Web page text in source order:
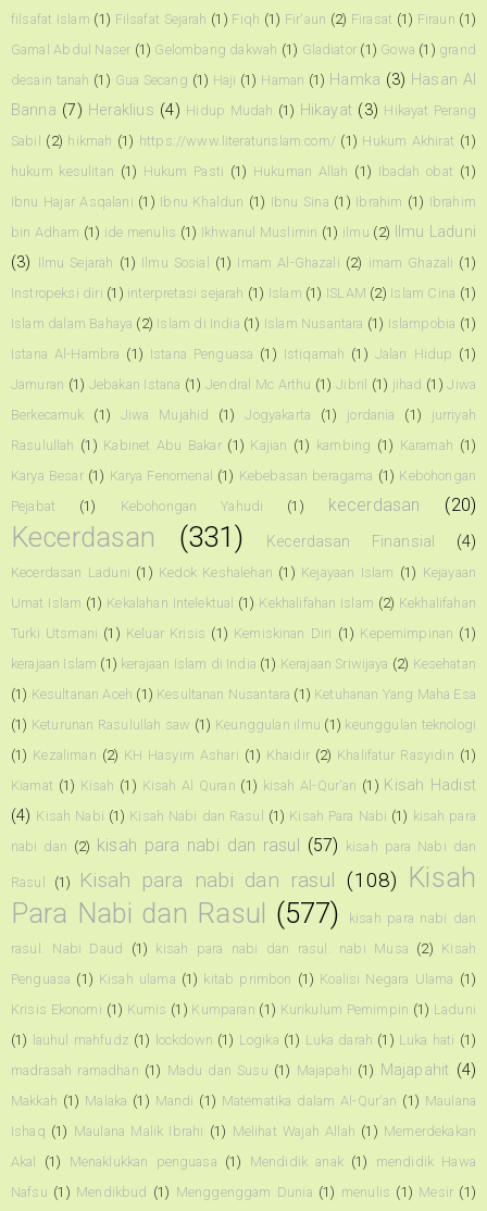
filsafat Islam (1) Filsafat Sejarah (1) Fiqh (1) Fir'aun (2) Firasat (1) Firaun (1)
Gamal Abdul Naser (1) Gelombang dakwah (1) Gladiator (1) Gowa (1) grand
desain tanah (1) Gua Secang (1) Haji (1) Haman (1) Hamka (3) Hasan Al
Banna (7) Heraklius (4) Hidup Mudah (1) Hikayat (3) Hikayat Perang
Sabil
(2) hikmah (1) https://www.literaturislam.com/ (1) Hukum Akhirat (1)
hukum kesulitan (1) Hukum Pasti (1) Hukuman Allah (1) Ibadah obat (1)
Ibnu Hajar Asqalani (1) Ibnu Khaldun (1) Ibnu Sina (1) Ibrahim (1) Ibrahim
bin Adham (1) ide menulis (1) Ikhwanul Muslimin (1) ilmu (2)
Ilmu Laduni
(3) Ilmu Sejarah (1) Ilmu Sosial (1) Imam Al-Ghazali (2) imam Ghazali (1)
Instropeksi diri (1) interpretasi sejarah (1) Islam (1) ISLAM (2) Islam Cina (1)
Islam dalam Bahaya (2) Islam di India (1) Islam Nusantara (1) Islampobia (1)
Istana Al-Hambra (1) Istana Penguasa (1) Istiqamah (1) Jalan Hidup (1)
Jamuran (1) Jebakan Istana (1) Jendral Mc Arthu (1) Jibril (1) jihad (1) Jiwa
Berkecamuk
(1) Jiwa Mujahid (1) Jogyakarta (1) jordania (1)
jurriyah
Rasulullah (1) Kabinet Abu Bakar (1) Kajian (1) kambing (1) Karamah (1)
Karya Besar (1) Karya Fenomenal (1) Kebebasan beragama (1) Kebohongan
Pejabat
(1) Kebohongan Yahudi (1) kecerdasan (20)
Kecerdasan (331) Kecerdasan Finansial (4)
Kecerdasan Laduni (1) Kedok Keshalehan (1) Kejayaan Islam (1) Kejayaan
Umat Islam (1) Kekalahan Intelektual (1) Kekhalifahan Islam (2) Kekhalifahan
Turki Utsmani (1) Keluar Krisis (1) Kemiskinan Diri (1) Kepemimpinan (1)
kerajaan Islam (1) kerajaan Islam di India (1) Kerajaan Sriwijaya (2) Kesehatan
(1) Kesultanan Aceh (1) Kesultanan Nusantara (1) Ketuhanan Yang Maha Esa
(1) Keturunan Rasulullah saw (1) Keunggulan ilmu (1) keunggulan teknologi
(1) Kezaliman (2) KH Hasyim Ashari (1) Khaidir (2) Khalifatur Rasyidin (1)
Kiamat (1) Kisah (1) Kisah Al Quran (1) kisah Al-Qur'an (1) Kisah Hadist
(4) Kisah Nabi (1) Kisah Nabi dan Rasul (1) Kisah Para Nabi (1) kisah para
nabi dan (2) kisah para nabi dan rasul (57) kisah para Nabi dan
Rasul (1) Kisah para nabi dan rasul (108) Kisah
Para Nabi dan Rasul (577)
kisah para nabi dan
rasul. Nabi Daud
(1) kisah para nabi dan rasul. nabi Musa (2) Kisah
Penguasa (1) Kisah ulama (1) kitab primbon (1) Koalisi Negara Ulama (1)
Krisis Ekonomi (1) Kumis (1) Kumparan (1) Kurikulum Pemimpin (1) Laduni
(1) lauhul mahfudz (1) lockdown (1) Logika (1) Luka darah (1) Luka hati (1)
madrasah ramadhan (1) Madu dan Susu (1) Majapahi (1) Majapahit (4)
Makkah (1) Malaka (1) Mandi (1) Matematika dalam Al-Qur'an (1) Maulana
Ishaq (1) Maulana Malik Ibrahi (1) Melihat Wajah Allah (1) Memerdekakan
Akal
(1) Menaklukkan penguasa (1) Mendidik anak (1)
mendidik Hawa
Nafsu (1) Mendikbud (1) Menggenggam Dunia (1) menulis (1) Mesir (1)